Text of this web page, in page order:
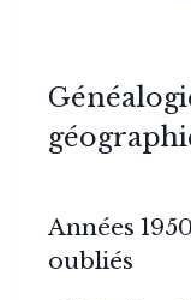
Années
oubliés